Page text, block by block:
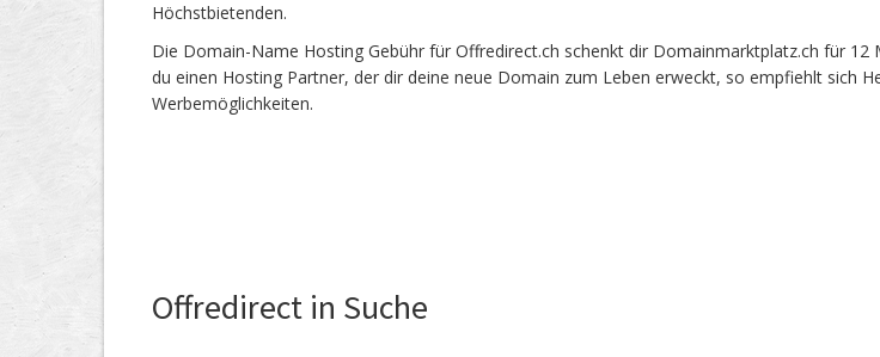
Höchstbietenden.
Die Domain-Name Hosting Gebühr für Offredirect.ch schenkt dir Domainmarktplatz.ch für
du einen Hosting Partner, der dir deine neue Domain zum Leben erweckt, so empfiehlt sich
Werbemöglichkeiten.
Offredirect in Suche